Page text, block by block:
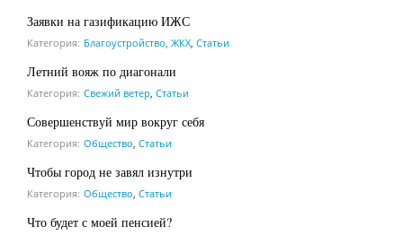
Заявки на газификацию ИЖС
Категория: Благоустройство, ЖКХ Статьи
Летний вояж по диагонали
Категория: Свежий ветер Статьи
Совершенствуй мир вокруг себя
Категория: Общество Статьи
Чтобы город не завял изнутри
Категория: Общество Статьи
Что будет с моей пенсией?